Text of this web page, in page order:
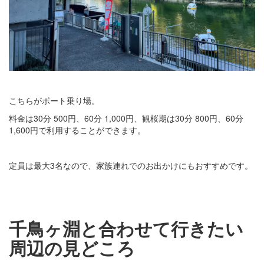
こちらがボート乗り場。
料金は30分 500円、60分 1,000円、観桜期は30分 800円、60分
1,600円で利用することができます。
定員は最大3名なので、家族連れでのお出かけにもおすすめです。
千鳥ヶ淵と合わせて行きたい
周辺の見どころ